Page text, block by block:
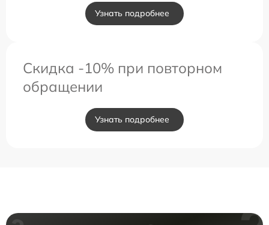
Узнать подробнее
Скидка -10% при повторном
обращении
Узнать подробнее